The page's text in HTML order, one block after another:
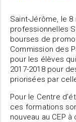
Saint-Jérôme, le 8
professionnelles
bourses de
Commission des
pour les élèves
2017-2018 pour
priorisées par
Pour le Centre
ces formations
nouveau au CEP